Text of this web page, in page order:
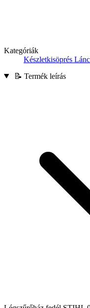
Kategóriák
Készletkisöprés
📝 Termék leírás